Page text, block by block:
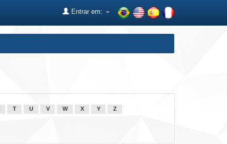
Entrar em:
T U V W X Y Z